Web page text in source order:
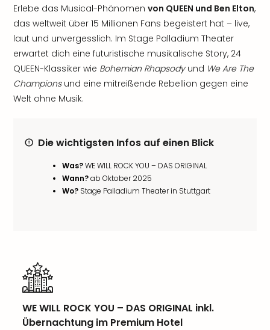
Erlebe das Musical-Phänomen von QUEEN und Ben Elton,
das weltweit über 15 Millionen Fans begeistert hat – live,
laut und unvergesslich. Im Stage Palladium Theater
erwartet dich eine futuristische musikalische Story, 24
QUEEN-Klassiker wie Bohemian Rhapsodyund We Are The
Championsund eine mitreißende Rebellion gegen eine
Welt ohne Musik.
Die wichtigsten Infos auf einen Blick
Was?WE WILL ROCK YOU – DAS ORIGINAL
Wann?ab Oktober 2025
Wo? Stage Palladium Theater in Stuttgart
WE WILL ROCK YOU – DAS ORIGINAL inkl.
Übernachtung im Premium Hotel